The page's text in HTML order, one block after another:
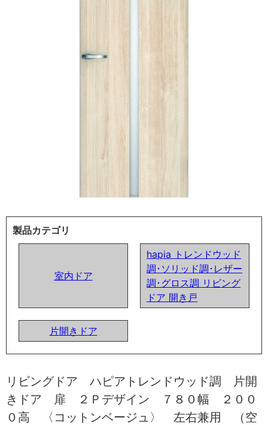
製品カテゴリ
室内ドア
hapia トレンドウッド
調･ソリッド調･レザー
調･グロス調 リビング
ドア 開き戸
片開きドア
リビングドア ハピアトレンドウッド調 片開
きドア 扉 ２Ｐデザイン ７８０幅 ２００
０高 〈コットンベージュ〉 左右兼用 （空